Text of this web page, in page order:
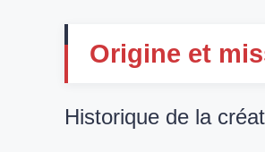
Origine et
Historique de la